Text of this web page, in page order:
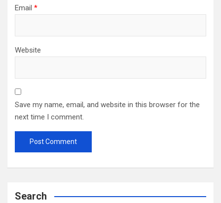
Email *
Website
Save my name, email, and website in this browser for the
next time I comment.
Search